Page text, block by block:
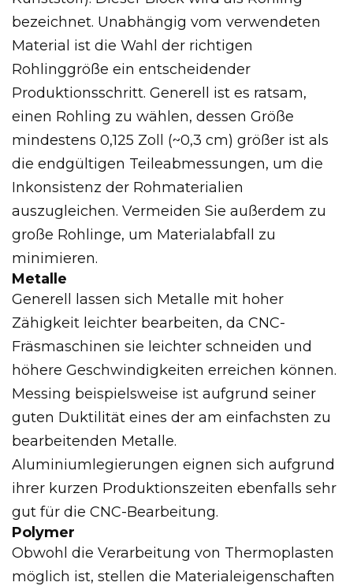
bezeichnet. Unabhängig vom verwendeten
Material ist die Wahl der richtigen
Rohlinggröße ein entscheidender
Produktionsschritt. Generell ist es ratsam,
einen Rohling zu wählen, dessen Größe
mindestens 0,125 Zoll (~0,3 cm) größer ist als
die endgültigen Teileabmessungen, um die
Inkonsistenz der Rohmaterialien
auszugleichen. Vermeiden Sie außerdem zu
große Rohlinge, um Materialabfall zu
minimieren.
Metalle
Generell lassen sich Metalle mit hoher
Zähigkeit leichter bearbeiten, da CNC-
Fräsmaschinen sie leichter schneiden und
höhere Geschwindigkeiten erreichen können.
Messing beispielsweise ist aufgrund seiner
guten Duktilität eines der am einfachsten zu
bearbeitenden Metalle.
Aluminiumlegierungen eignen sich aufgrund
ihrer kurzen Produktionszeiten ebenfalls sehr
gut für die CNC-Bearbeitung.
Polymer
Obwohl die Verarbeitung von Thermoplasten
möglich ist, stellen die Materialeigenschaften